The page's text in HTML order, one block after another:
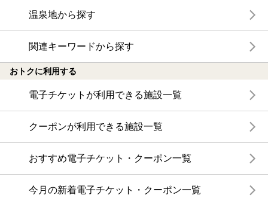
温泉地から探す
関連キーワードから探す
おトクに利用する
電子チケットが利用できる施設一覧
クーポンが利用できる施設一覧
おすすめ電子チケット・クーポン一覧
今月の新着電子チケット・クーポン一覧